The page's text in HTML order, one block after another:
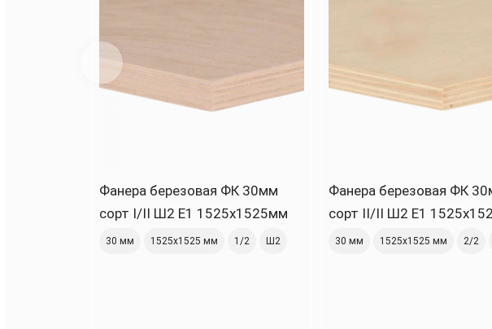
Фанера березовая ФК 30мм
сорт I/II Ш2 Е1 1525х1525мм
30 мм 1525х1525 мм 1/2 Ш2
Фанера березовая ФК
сорт II/II Ш2 Е1
30 мм 1525х1525 мм 2/2